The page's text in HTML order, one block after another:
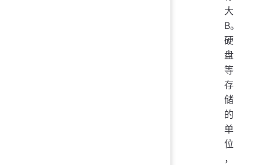
大
B。
硬
盘
等
存
储
的
单
位
，